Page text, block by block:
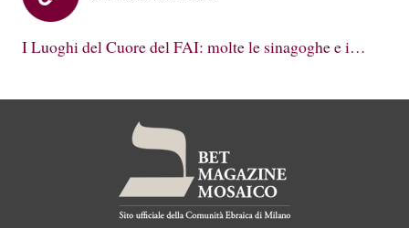
I Luoghi del Cuore del FAI: molte le sinagoghe e i…